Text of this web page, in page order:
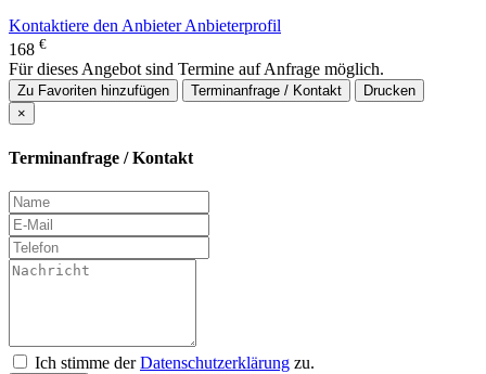
Kontaktiere den AnbieterAnbieterprofil
168 €
Für dieses Angebot sind Termine auf Anfrage möglich.
Zu Favoriten hinzufügen Terminanfrage / Kontakt
Drucken
×
Terminanfrage / Kontakt
Ich stimme derDatenschutzerklärung zu.